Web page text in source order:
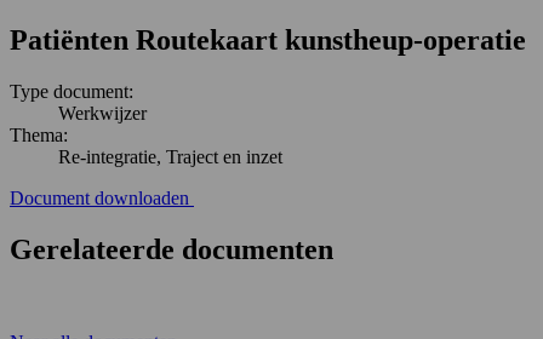
Patiënten Routekaart kunstheup-operatie
Type document:
Werkwijzer
Thema:
Re-integratie, Traject en inzet
Document downloaden
Gerelateerde documenten